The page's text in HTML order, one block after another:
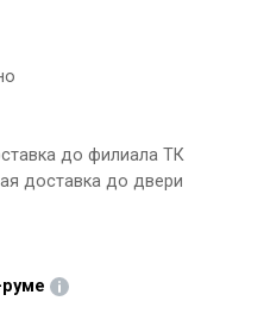
до филиала ТК
доставка до двери